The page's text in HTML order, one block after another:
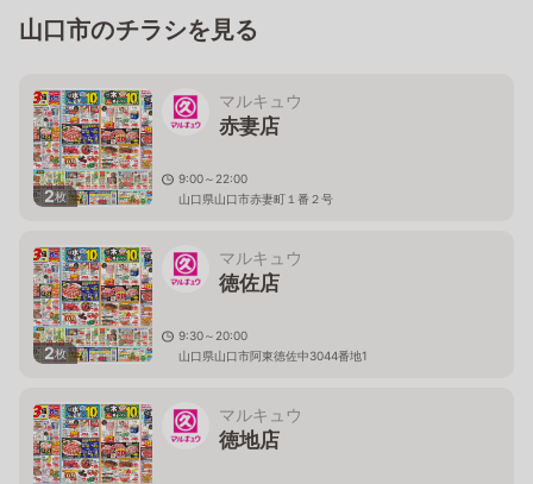
山口市のチラシを見る
2枚
マルキュウ
赤妻店
9:00～22:00
山口県山口市赤妻町１番２号
2枚
マルキュウ
徳佐店
9:30～20:00
山口県山口市阿東徳佐中3044番地1
マルキュウ
徳地店